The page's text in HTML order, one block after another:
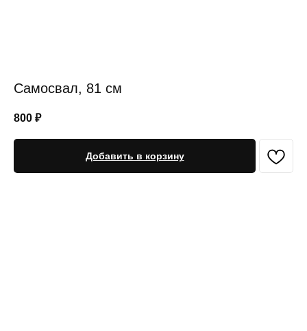
Самосвал, 81 см
800 ₽
Добавить в корзину